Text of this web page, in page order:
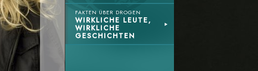
FAKTEN ÜBER DROGEN
WIRKLICHE LEUTE,
WIRKLICHE
GESCHICHTEN